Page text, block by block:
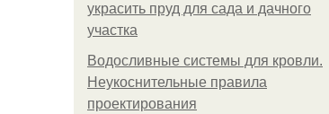
украсить пруд для сада и дачного
участка
Водосливные системы для кровли.
Неукоснительные правила
проектирования